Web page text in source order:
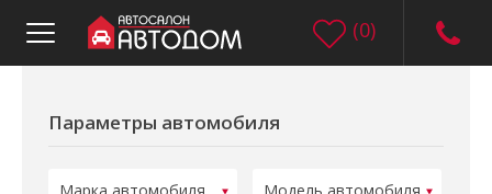
(0)
Параметры автомобиля